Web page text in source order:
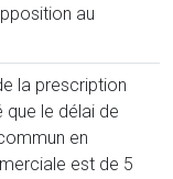
au
la prescription
que le délai de
en
est de 5